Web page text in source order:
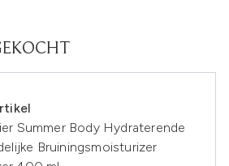
Summer Body Hydraterende
Bruiningsmoisturizer